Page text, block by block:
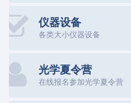
仪器设备
各类大小仪器设备
光学夏令营
在线报名参加光学夏令营